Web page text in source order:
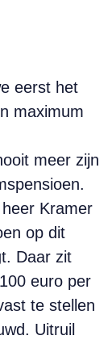
eerst het
maximum
meer zijn
Kramer
op dit
Daar zit
euro per
te stellen
Uitruil